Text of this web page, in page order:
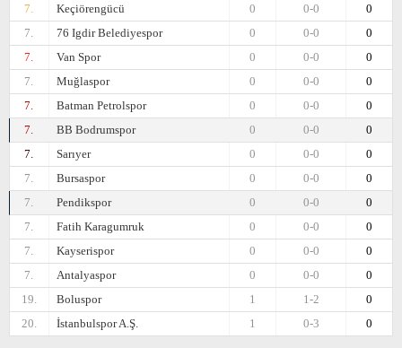
7.
Keçiörengücü 0
0-0
0
7.
76 Igdir Belediyespor 0
0-0
0
7.
Van Spor 0
0-0
0
7.
Muğlaspor 0
0-0
0
7.
Batman Petrolspor 0
0-0
0
7.
BB Bodrumspor 0
0-0
0
7.
Sarıyer 0
0-0
0
7.
Bursaspor 0
0-0
0
7.
Pendikspor 0
0-0
0
7.
Fatih Karagumruk 0
0-0
0
7.
Kayserispor 0
0-0
0
7.
Antalyaspor 0
0-0
0
19.
Boluspor 0
1-2
1
20.
İstanbulspor A.Ş. 0
0-3
1